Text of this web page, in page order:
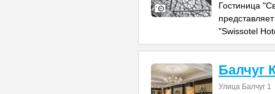
Гостиница
"Swissotel
Балчуг
Улица Балчуг 1